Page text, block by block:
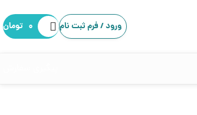
ورود / فرم ثبت نام ۰ تومان